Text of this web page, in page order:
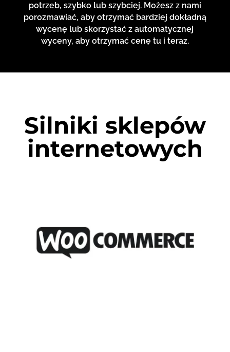
potrzeb, szybko lub szybciej. Możesz z nami
porozmawiać, aby otrzymać bardziej dokładną
wycenę lub skorzystać z automatycznej
wyceny, aby otrzymać cenę tu i teraz.
Silniki sklepów
internetowych